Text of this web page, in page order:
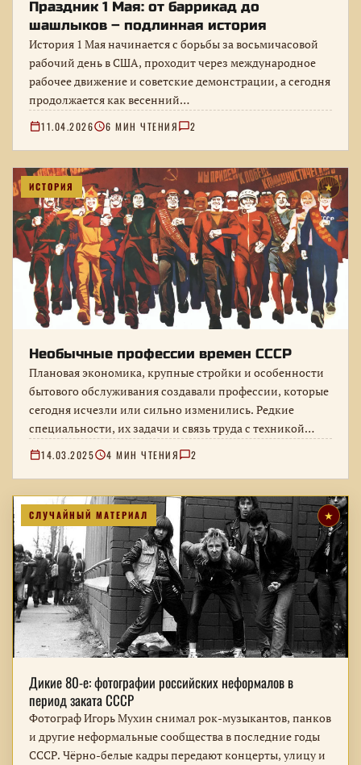
Праздник 1 Мая: от баррикад до
шашлыков – подлинная история
История 1 Мая начинается с борьбы за восьмичасовой
рабочий день в США, проходит через международное
рабочее движение и советские демонстрации, а сегодня
продолжается как весенний…
11.04.2026 6 МИН ЧТЕНИЯ 2
ИСТОРИЯ ★
Необычные профессии времен СССР
Плановая экономика, крупные стройки и особенности
бытового обслуживания создавали профессии, которые
сегодня исчезли или сильно изменились. Редкие
специальности, их задачи и связь труда с техникой…
14.03.2025 4 МИН ЧТЕНИЯ 2
СЛУЧАЙНЫЙ МАТЕРИАЛ ★
Дикие 80-е: фотографии российских неформалов в
период заката СССР
Фотограф Игорь Мухин снимал рок-музыкантов, панков
и другие неформальные сообщества в последние годы
СССР. Чёрно-белые кадры передают концерты, улицу и